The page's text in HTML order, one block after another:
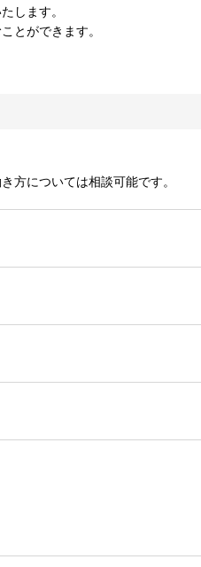
します。
とができます。
方については相談可能です。